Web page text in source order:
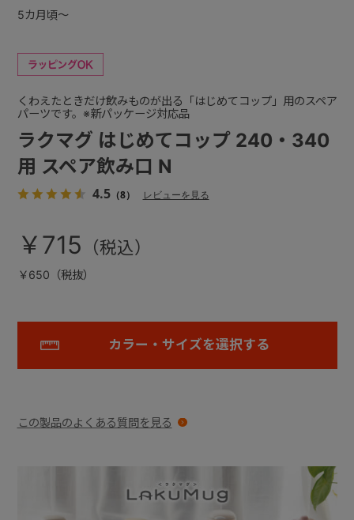
ラクマグ はじめてコップ 240・340
用 スペア飲み口 N
4.5（8） レビューを見る
くわえたときだけ飲みものが出る「はじめてコップ」用のスペア
パーツです。※新パッケージ対応品
￥715
￥650（税抜）
カラー・サイズを選択する
この製品のよくある質問を見る
5カ月頃～